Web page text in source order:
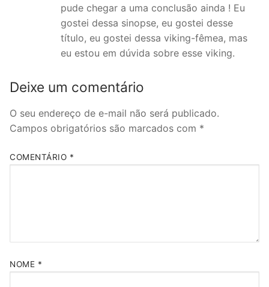
pude chegar a uma conclusão ainda ! Eu
gostei dessa sinopse, eu gostei desse
título, eu gostei dessa viking-fêmea, mas
eu estou em dúvida sobre esse viking.
Deixe um comentário
O seu endereço de e-mail não será publicado.
Campos obrigatórios são marcados com *
COMENTÁRIO *
NOME *